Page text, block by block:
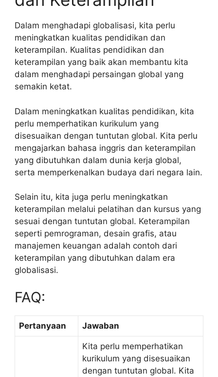
Dalam menghadapi globalisasi, kita perlu
meningkatkan kualitas pendidikan dan
keterampilan. Kualitas pendidikan dan
keterampilan yang baik akan membantu kita
dalam menghadapi persaingan global yang
semakin ketat.
Dalam meningkatkan kualitas pendidikan, kita
perlu memperhatikan kurikulum yang
disesuaikan dengan tuntutan global. Kita perlu
mengajarkan bahasa inggris dan keterampilan
yang dibutuhkan dalam dunia kerja global,
serta memperkenalkan budaya dari negara lain.
Selain itu, kita juga perlu meningkatkan
keterampilan melalui pelatihan dan kursus yang
sesuai dengan tuntutan global. Keterampilan
seperti pemrograman, desain grafis, atau
manajemen keuangan adalah contoh dari
keterampilan yang dibutuhkan dalam era
globalisasi.
FAQ:
Pertanyaan Jawaban
Kita perlu memperhatikan
kurikulum yang disesuaikan
dengan tuntutan global. Kita